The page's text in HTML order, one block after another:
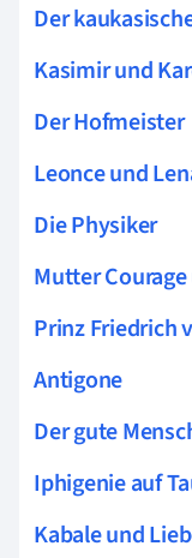
Der
Kasimir und
Der Hofmeister
Leonce und
Die Physiker
Mutter
Prinz Friedrich
Antigone
Der gute
Iphigenie auf
Kabale und